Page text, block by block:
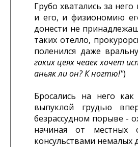
Грубо хватались за
и его, и физиономию
донести не
таких отелло,
поленился даже
гаких цеях чеаек хочет
аньяк ли он? К ногтю!")
Бросались на него
выпуклой грудью
безрассудном порыве -
начиная от местных
консульствами немалых